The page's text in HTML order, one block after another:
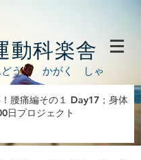
動科楽舎
どう かがく しゃ
腰痛編その１ Day17；身体
日プロジェクト